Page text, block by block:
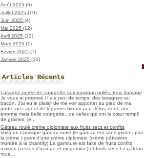
Août 2025 (6)
Juillet 2025 (10)
Juin 2025 (4)
Mai 2025 (12)
Avril 2025 (12)
Mars 2025 (1)
Février 2025 (7)
Janvier 2025 (10)
Articles Récents
Lasagne purée de courgette aux poivrons grillés, trois fromage
Je vous ai proposé i l y a peu de temps, des lasagnes au
bacon. J'ai eu le plaisir de me voir apporter au pied de ma
porte, un cageot de légumes bio un peu flétris, dont, une
énorme mais belle courgette...de celles qui ont le cœur rempli
de graines; je...
Gâteau roulé crème diplomate aux fruits secs et confits
Voilà un classique gâteau roulé (le gâteau est sans gluten, pas
la crème ) garni d'une crème diplomate (crème pâtissière
montée à la chantilly) La garniture est faite de fruits confits
maison (zestes d'orange et gingembre) et fruits secs Le gâteau
roué...